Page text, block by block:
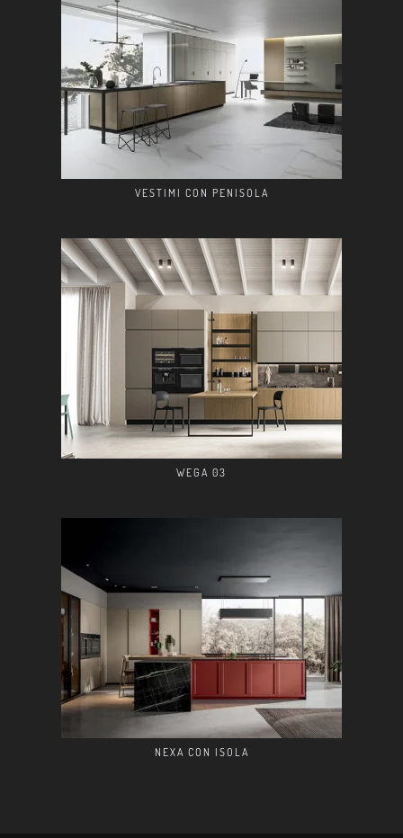
VESTIMI CON PENISOLA
WEGA 03
NEXA CON ISOLA